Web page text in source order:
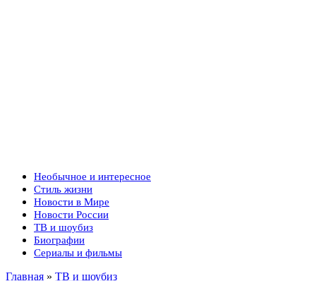
Необычное и интересное
Стиль жизни
Новости в Мире
Новости России
ТВ и шоубиз
Биографии
Сериалы и фильмы
Главная » ТВ и шоубиз